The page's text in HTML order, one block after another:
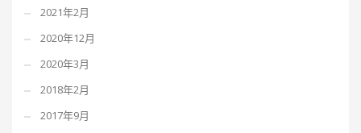
2021年2月
2020年12月
2020年3月
2018年2月
2017年9月